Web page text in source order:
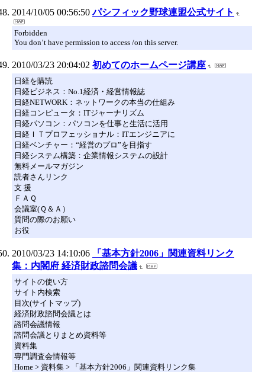
2014/10/05 00:56:50 パシフィック野球連盟公式サイト
Forbidden
You don’t have permission to access /on this server.
2010/03/23 20:04:02 初めてのホームページ講座
日経を購読
日経ビジネス：No.1経済・経営情報誌
日経NETWORK：ネットワークの本当の仕組み
日経コンピュータ：ITジャーナリズム
日経パソコン：パソコンを仕事と生活に活用
日経ＩＴプロフェッショナル：ITエンジニアに
日経ベンチャー：“経営のプロ”を目指す
日経システム構築：企業情報システムの設計
無料メールマガジン
読者さんリンク
支 援
ＦＡＱ
会議室(Ｑ＆Ａ）
質問の際のお願い
お役
2010/03/23 14:10:06
「基本方針2006」関連資料リンク
集：内閣府 経済財政諮問会議
サイトの使い方
サイト内検索
目次(サイトマップ)
経済財政諮問会議とは
諮問会議情報
諮問会議とりまとめ資料等
資料集
専門調査会情報等
Home > 資料集 > 「基本方針2006」関連資料リンク集